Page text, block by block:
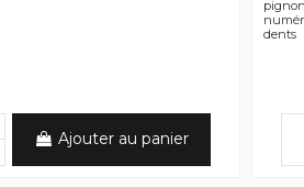
Ajouter au panier
dents